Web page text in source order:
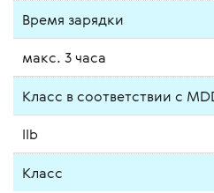
Время зарядки
макс. 3 часа
Класс в соответствии с
IIb
Класс